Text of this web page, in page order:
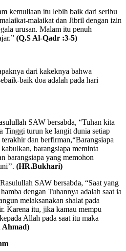
kemuliaan itu lebih baik dari seribu
malaikat dan Jibril dengan izin
urusan. Malam itu penuh
(Q.S Al-Qadr :3-5)
dari kakeknya bahwa
baik doa adalah pada hari
SAW bersabda, “Tuhan kita
Tinggi turun ke langit dunia setiap
dan berfirman,“Barangsiapa
barangsiapa meminta
barangsiapa yang memohon
(HR.Bukhari)
SAW bersabda, “Saat yang
dengan Tuhannya adalah saat ia
melaksanakan shalat pada
Karena itu, jika kamau mempu
Allah pada saat itu maka
Ahmad)